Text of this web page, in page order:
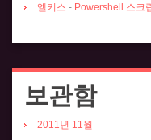
엘키스 - Powershell 스크
보관함
2011년 11월